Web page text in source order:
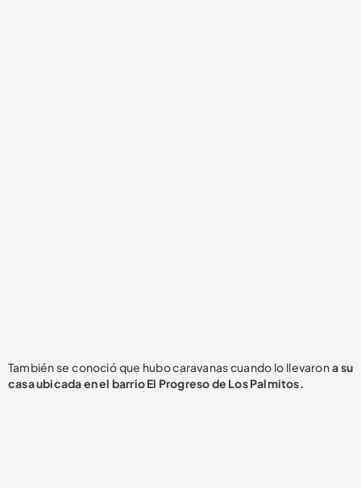
También se conoció que hubo caravanas cuando lo llevarona su
casa ubicada en el barrio El Progreso de Los Palmitos.